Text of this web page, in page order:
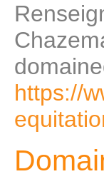
https://